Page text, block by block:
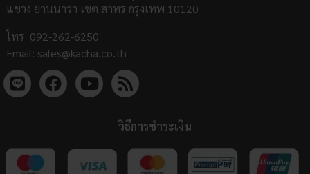
แขวง ยานนาวา เขต สาทร กรุงเทพ 10120
โทร 092-262-6250
Email: sales@kacha.co.th
วิธีการชำระเงิน